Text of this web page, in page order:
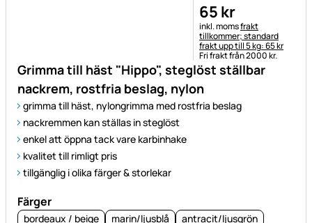
Grimma till häst "Hippo", steglöst ställbar
nackrem, rostfria beslag, nylon
grimma till häst, nylongrimma med rostfria beslag
nackremmen kan ställas in steglöst
enkel att öppna tack vare karbinhake
kvalitet till rimligt pris
tillgänglig i olika färger & storlekar
Färger
bordeaux / beige marin/ljusblå
antracit/ljusgrön
65 kr
Skatteinformation:
inkl. momsfrakt
tillkommer; standard
frakt upp till 5 kg: 65 kr
Fri frakt från 2000 kr.